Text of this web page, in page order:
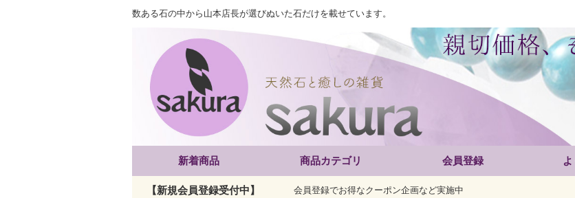
数ある石の中から山本店長が選びぬいた石だけを載せています。
新着商品 商品カテゴリ 会員登録
【新規会員登録受付中】 会員登録でお得なクーポン企画など実施中